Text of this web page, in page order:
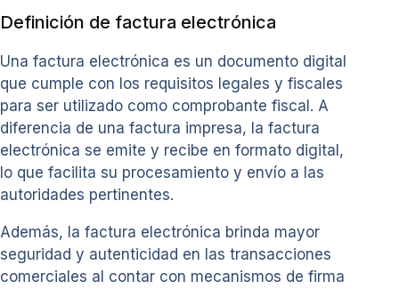
Definición de factura electrónica
Una factura electrónica es un documento digital
que cumple con los requisitos legales y fiscales
para ser utilizado como comprobante fiscal. A
diferencia de una factura impresa, la factura
electrónica se emite y recibe en formato digital,
lo que facilita su procesamiento y envío a las
autoridades pertinentes.
Además, la factura electrónica brinda mayor
seguridad y autenticidad en las transacciones
comerciales al contar con mecanismos de firma